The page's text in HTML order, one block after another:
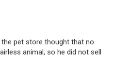
pet store thought that no
animal, so he did not sell